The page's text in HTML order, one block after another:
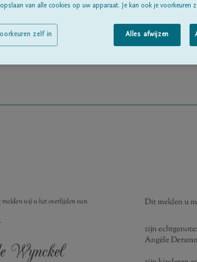
van alle cookies op uw apparaat. Je kan ook je voorkeuren
Alles afwijzen
zelf in